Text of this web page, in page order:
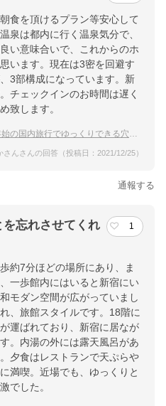
歩約8分、「新宿御苑前駅」3番
」東口方面から徒歩約20分
提供：楽天トラベル
ベルで
詳しく見る
食を頂けるプラン等安心して
泉は都内に行く温泉気分で、
い意味合いで、これからのホ
います。現在は3密を回避す
3部構成になっています。新
チェックインのお時間は遅く
致します。
内旅行でゆっくりできる穴場な温泉宿
さんさんの回答（投稿日：2021/12/25）
通報する
忘れさせてくれ
1
約7分ほどの場所にあり、ま
一歩館内にはいると新宿にい
モダン空間が広がっていまし
、旅館スタイルです。18階に
運ばれており、新宿に居なが
。内湯の外には露天風呂があ
夕食はレストランで天ぷらや
満喫。近場でも、ゆっくりと
でした。